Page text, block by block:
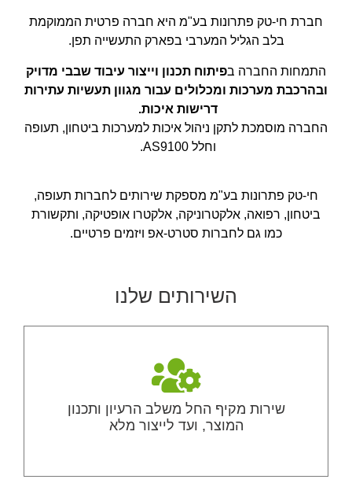
חי טק פתרונות
בע"מ
עיבוד שבבי, אירוזיה,
השחזה עגולה
השחזת שטחים,
מכלולים
חברת חי-טק פתרונות בע"מ היא חברה פרטית הממוקמת
בלב הגליל המערבי בפארק התעשייה תפן.
התמחות החברה בפיתוח תכנון וייצור עיבוד שבבי מדויק
ובהרכבת מערכות ומכלולים עבור מגוון תעשיות עתירות
דרישות איכות.
החברה מוסמכת לתקן ניהול איכות למערכות ביטחון, תעופה
וחלל AS9100.
חי-טק פתרונות בע"מ מספקת שירותים לחברות תעופה,
ביטחון, רפואה, אלקטרוניקה, אלקטרו אופטיקה, ותקשורת
כמו גם לחברות סטרט-אפ ויזמים פרטיים.
השירותים שלנו
שירות מקיף החל משלב הרעיון ותכנון
המוצר, ועד לייצור מלא